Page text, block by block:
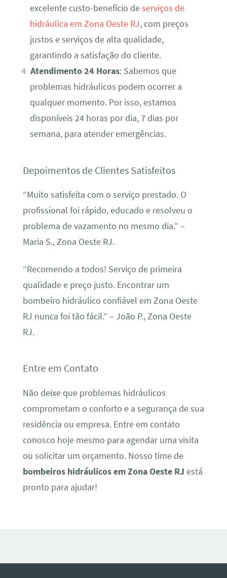
excelente custo-benefício deserviços de
hidráulica em Zona Oeste RJ, com preços
justos e serviços de alta qualidade,
garantindo a satisfação do cliente.
Atendimento 24 Horas: Sabemos que
problemas hidráulicos podem ocorrer a
qualquer momento. Por isso, estamos
disponíveis 24 horas por dia, 7 dias por
semana, para atender emergências.
Depoimentos de Clientes Satisfeitos
“Muito satisfeita com o serviço prestado. O
profissional foi rápido, educado e resolveu o
problema de vazamento no mesmo dia.” –
Maria S., Zona Oeste RJ.
“Recomendo a todos! Serviço de primeira
qualidade e preço justo. Encontrar um
bombeiro hidráulico confiável em Zona Oeste
RJ nunca foi tão fácil.” – João P., Zona Oeste
RJ.
Entre em Contato
Não deixe que problemas hidráulicos
comprometam o conforto e a segurança de sua
residência ou empresa. Entre em contato
conosco hoje mesmo para agendar uma visita
ou solicitar um orçamento. Nosso time de
bombeiros hidráulicos em Zona Oeste RJ está
pronto para ajudar!